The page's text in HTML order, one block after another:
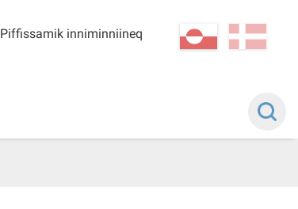
kl-GL
Piffissamik inniminniineq